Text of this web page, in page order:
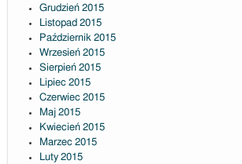
Grudzień 2015
Listopad 2015
Październik 2015
Wrzesień 2015
Sierpień 2015
Lipiec 2015
Czerwiec 2015
Maj 2015
Kwiecień 2015
Marzec 2015
Luty 2015